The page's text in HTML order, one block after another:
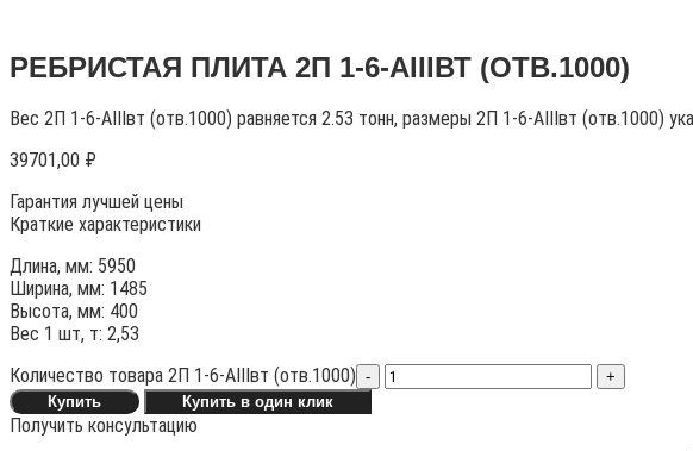
РЕБРИСТАЯ ПЛИТА 2П 1-6-АIIIВТ (ОТВ.1000)
Вес 2П 1-6-АIIIвт (отв.1000) равняется 2.53 тонн, размеры 2П 1-6-АIIIвт (отв.1000)
39701,00 ₽
Гарантия лучшей цены
Краткие характеристики
Длина, мм: 5950
Ширина, мм: 1485
Высота, мм: 400
Вес 1 шт, т: 2,53
Количество товара 2П 1-6-АIIIвт (отв.1000) -
+
Купить
Купить в один клик
Получить консультацию